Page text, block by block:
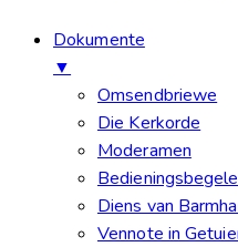
Dokumente
▼
Omsendbriewe
Die Kerkorde
Moderamen
Diens van
Vennote in